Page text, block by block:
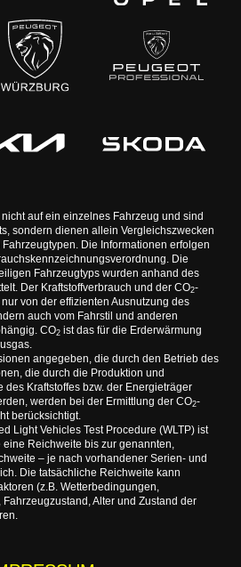
auf ein einzelnes Fahrzeug und sind
sondern dienen allein Vergleichszwecken
Die Informationen erfolgen
Die
Fahrzeugtyps wurden anhand des
Der Kraftstoffverbrauch und der CO2-
von der effizienten Ausnutzung des
auch vom Fahrstil und anderen
CO2ist das für die Erderwärmung
angegeben, die durch den Betrieb des
die durch die Produktion und
des Kraftstoffes bzw. der Energieträger
werden bei der Ermittlung der CO2-
berücksichtigt.
Light Vehicles Test Procedure (WLTP) ist
Reichweite bis zur genannten,
– je nach vorhandener Serien- und
Die tatsächliche Reichweite kann
(z.B. Wetterbedingungen,
Alter und Zustand der